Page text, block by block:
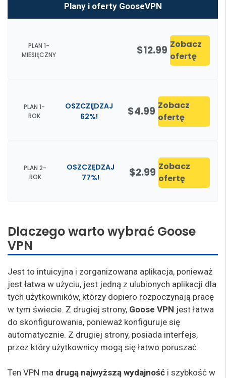
Plany i oferty GooseVPN
PLAN 1-
MIESIĘCZNY
$12.99 Zobacz
ofertę
PLAN 1-
ROK
$4.99
OSZCZĘDZAJ
62%!
Zobacz
ofertę
PLAN 2-
ROK
$2.99
OSZCZĘDZAJ
77%!
Zobacz
ofertę
Dlaczego warto wybrać Goose
VPN
Jest to intuicyjna i zorganizowana aplikacja, ponieważ
jest łatwa w użyciu, jest jedną z ulubionych aplikacji dla
tych użytkowników, którzy dopiero rozpoczynają pracę
w tym świecie. Z drugiej strony, Goose VPN jest łatwa
do skonfigurowania, ponieważ konfiguruje się
automatycznie. Z drugiej strony, posiada interfejs,
przez który użytkownicy mogą się łatwo poruszać.
Ten VPN ma drugą najwyższą wydajność i szybkość w